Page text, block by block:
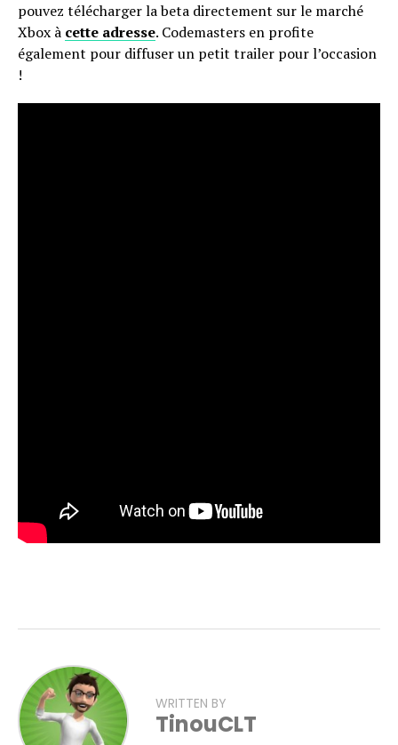
pouvez télécharger la beta directement sur le marché
Xbox à cette adresse. Codemasters en profite
également pour diffuser un petit trailer pour l’occasion
!
WRITTEN BY
TinouCLT